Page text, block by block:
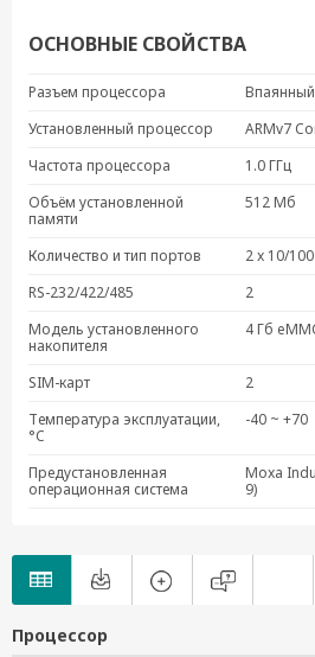
ОСНОВНЫЕ СВОЙСТВА
Разъем процессора
Установленный процессор
ARMv7
Частота процессора
1.0 ГГц
Объём установленной
памяти
512 Мб
Количество и тип портов
2 x 10/
RS-232/422/485
2
Модель установленного
накопителя
4 Гб
SIM-карт
2
Температура эксплуатации,
°C
-40 ~ +70
Предустановленная
операционная система
Moxa
9)
Процессор